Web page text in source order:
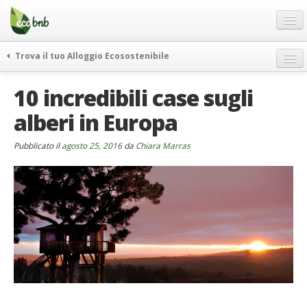
Menu
Salta
contenuto
Offerte Speciali
Regali
FAQ
Chi Siamo
Partner
Contatti
Italiano
German
English
Trova il tuo Alloggio Ecosostenibile
itinerari
curiosità
vivere e viaggiare verde
ecohotel
rassegna stampa
10 incredibili case sugli
alberi in Europa
Pubblicato ilagosto 25, 2016da Chiara Marras